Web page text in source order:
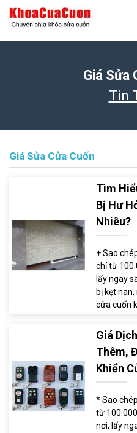
Giá Sửa
Tin
Giá Sửa Cửa Cuốn
Tìm
Bị Hư
Nhiêu?
+ Sao
chỉ từ
lấy ngay
bị kẹt
cửa cuốn
Giá
Thêm,
Khiển
* Sao
từ
nơi, lấy